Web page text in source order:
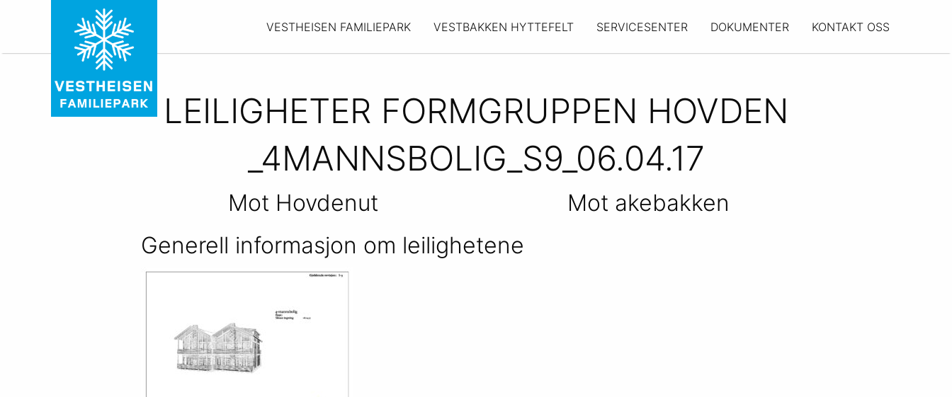
VESTHEISEN FAMILIEPARK VESTBAKKEN HYTTEFELT SERVICESENTER DOKUMENTER KONTAKT OSS
LEILIGHETER FORMGRUPPEN HOVDEN
_4MANNSBOLIG_S9_06.04.17
Mot Hovdenut
Mot akebakken
Generell informasjon om leilighetene